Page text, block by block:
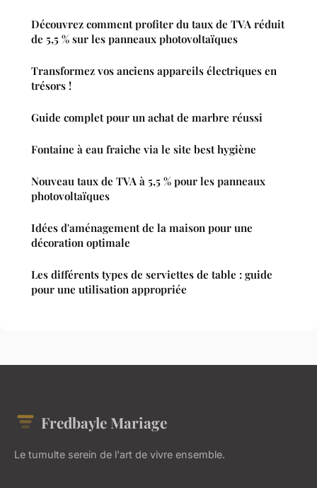
Découvrez comment profiter du taux de TVA réduit
de 5,5 % sur les panneaux photovoltaïques
Transformez vos anciens appareils électriques en
trésors !
Guide complet pour un achat de marbre réussi
Fontaine à eau fraiche via le site best hygiène
Nouveau taux de TVA à 5,5 % pour les panneaux
photovoltaïques
Idées d'aménagement de la maison pour une
décoration optimale
Les différents types de serviettes de table : guide
pour une utilisation appropriée
Fredbayle Mariage
Le tumulte serein de l'art de vivre ensemble.